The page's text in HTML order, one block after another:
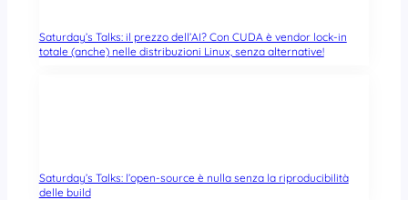
Saturday’s Talks: il prezzo dell’AI? Con CUDA è vendor lock-in
totale (anche) nelle distribuzioni Linux, senza alternative!
Saturday’s Talks: l’open-source è nulla senza la riproducibilità
delle build